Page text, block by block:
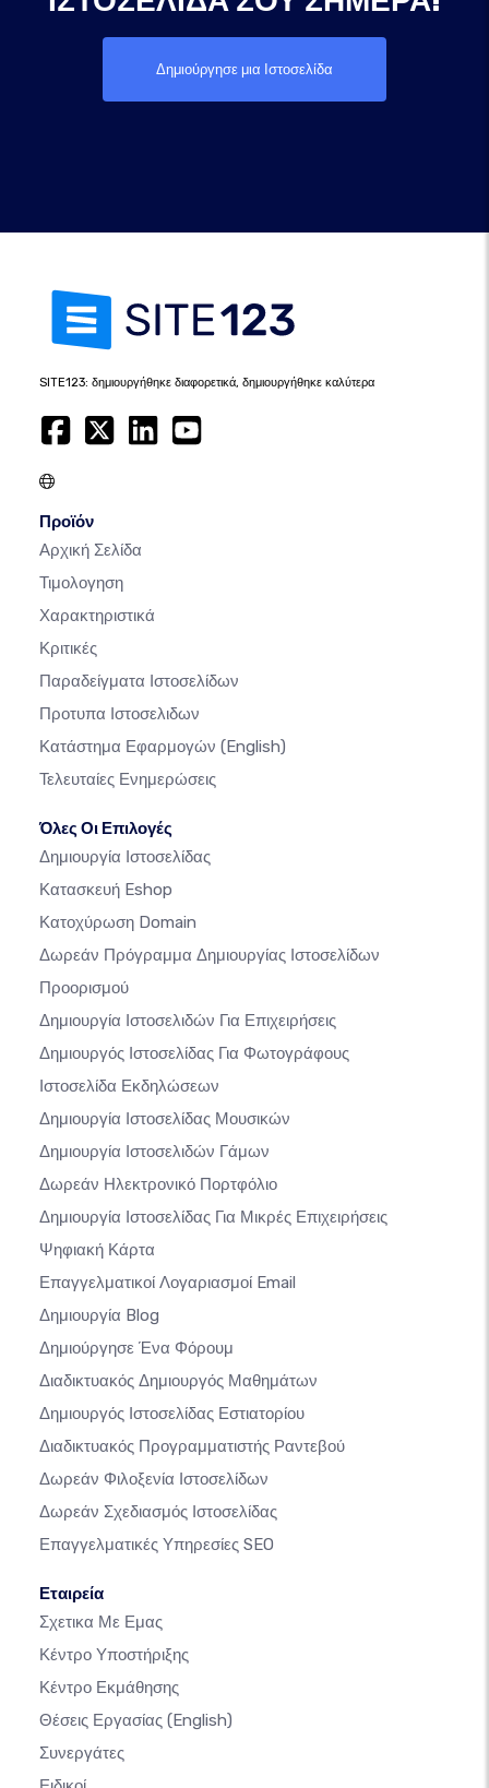
Δημιούργησε μια Ιστοσελίδα
SITE123: δημιουργήθηκε διαφορετικά, δημιουργήθηκε καλύτερα
Προϊόν
Αρχική Σελίδα
Τιμολογηση
Χαρακτηριστικά
Κριτικές
Παραδείγματα Ιστοσελίδων
Προτυπα Ιστοσελιδων
Κατάστημα Εφαρμογών (English)
Τελευταίες Ενημερώσεις
Όλες Οι Επιλογές
Δημιουργία Ιστοσελίδας
Κατασκευή Eshop
Κατοχύρωση Domain
Δωρεάν Πρόγραμμα Δημιουργίας Ιστοσελίδων
Προορισμού
Δημιουργία Ιστοσελιδών Για Επιχειρήσεις
Δημιουργός Ιστοσελίδας Για Φωτογράφους
Ιστοσελίδα Εκδηλώσεων
Δημιουργία Ιστοσελίδας Μουσικών
Δημιουργία Ιστοσελιδών Γάμων
Δωρεάν Ηλεκτρονικό Πορτφόλιο
Δημιουργία Ιστοσελίδας Για Μικρές Επιχειρήσεις
Ψηφιακή Κάρτα
Επαγγελματικοί Λογαριασμοί Email
Δημιουργία Blog
Δημιούργησε Ένα Φόρουμ
Διαδικτυακός Δημιουργός Μαθημάτων
Δημιουργός Ιστοσελίδας Εστιατορίου
Διαδικτυακός Προγραμματιστής Ραντεβού
Δωρεάν Φιλοξενία Ιστοσελίδων
Δωρεάν Σχεδιασμός Ιστοσελίδας
Επαγγελματικές Υπηρεσίες SEO
Εταιρεία
Σχετικα Με Εμας
Κέντρο Υποστήριξης
Κέντρο Εκμάθησης
Θέσεις Εργασίας (English)
Συνεργάτες